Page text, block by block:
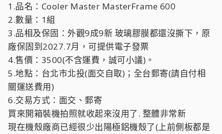
1.品名：Cooler Master MasterFrame 600
2.數量：1組
3.品相及保固：外觀9成9新 玻璃膠膜都還沒撕下，原
廠保固到2027.7月，可提供電子發票
4.售價：3500(不含運費，誠可小議)。
5.地點：台北市北投(面交自取)；全台郵寄(請自付相
關運送費用)
6.交易方式：面交、郵寄
買來開箱裝機拍照就收起來沒用了. 整體非常新
現在機殼廠商已經很少出陽極鋁機殼了(上前側板都是